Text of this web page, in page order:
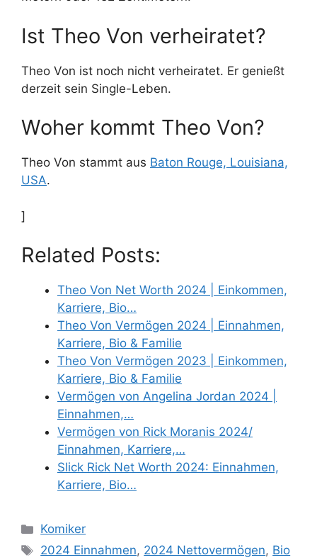
Ist Theo Von verheiratet?
Theo Von ist noch nicht verheiratet. Er genießt
derzeit sein Single-Leben.
Woher kommt Theo Von?
Theo Von stammt aus Baton Rouge, Louisiana,
USA.
]
Related Posts:
Theo Von Net Worth 2024 | Einkommen,
Karriere, Bio…
Theo Von Vermögen 2024 | Einnahmen,
Karriere, Bio & Familie
Theo Von Vermögen 2023 | Einkommen,
Karriere, Bio & Familie
Vermögen von Angelina Jordan 2024 |
Einnahmen,…
Vermögen von Rick Moranis 2024/
Einnahmen, Karriere,…
Slick Rick Net Worth 2024: Einnahmen,
Karriere, Bio…
Categories
Komiker
Tags
2024 Einnahmen, 2024 Nettovermögen, Bio